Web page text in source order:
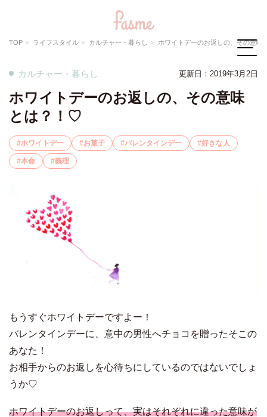
TOP ライフスタイル カルチャー・暮らし ホワイトデーのお返しの、その意味
カルチャー・暮らし 更新日：2019年3月2日
ホワイトデーのお返しの、その意味
とは？！♡
ホワイトデー お菓子 バレンタインデー 好きな人
本命 義理
もうすぐホワイトデーですよー！
バレンタインデーに、意中の男性へチョコを贈ったそこの
あなた！
お相手からのお返しを心待ちにしているのではないでしょ
うか♡
ホワイトデーのお返しって、実はそれぞれに違った意味が